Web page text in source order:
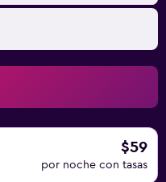
$59
por noche con tasas